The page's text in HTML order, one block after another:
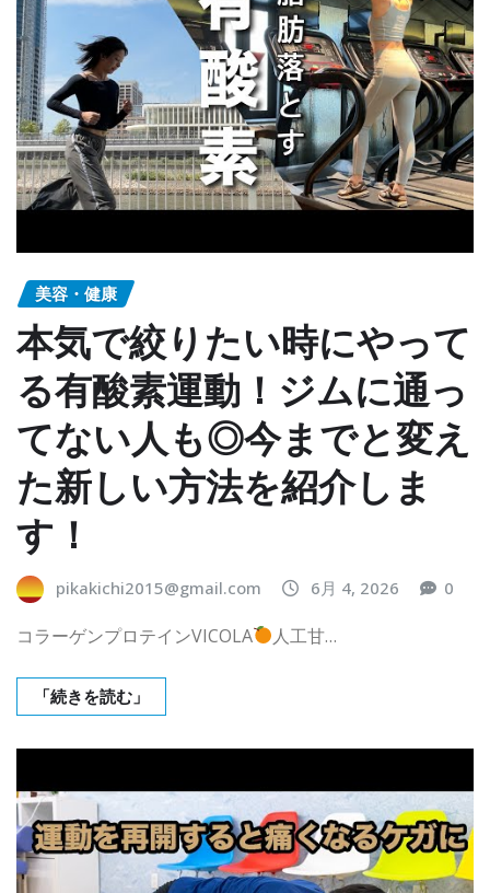
美容・健康
本気で絞りたい時にやって
る有酸素運動！ジムに通っ
てない人も◎今までと変え
た新しい方法を紹介しま
す！
pikakichi2015@gmail.com 6月 4, 2026 0
コラーゲンプロテインVICOLA 人工甘…
「続きを読む」